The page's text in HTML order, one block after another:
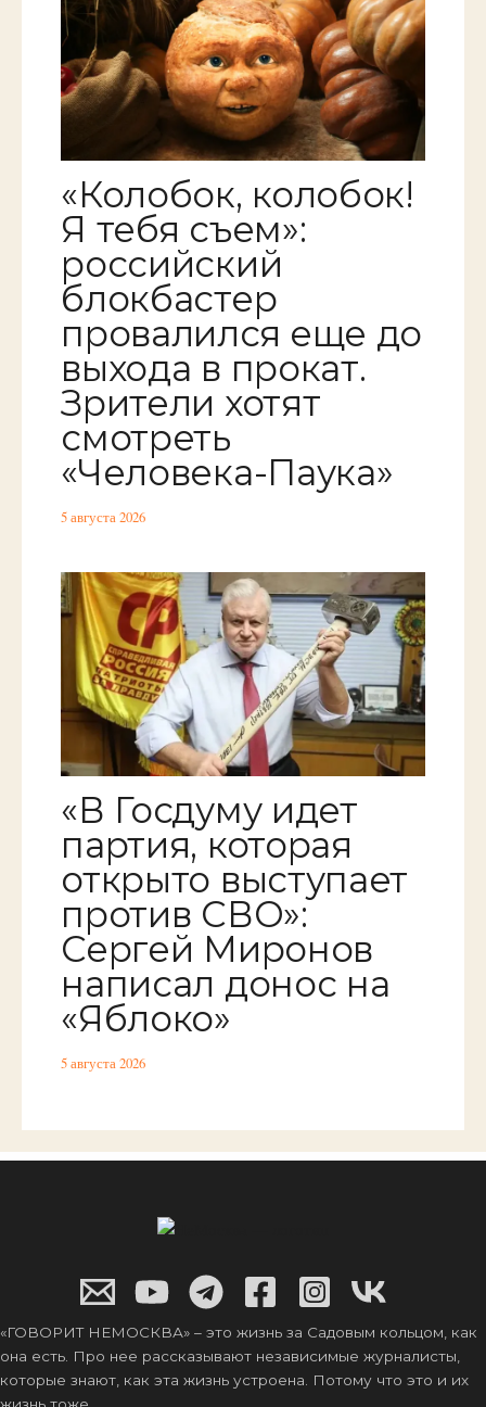
«Колобок, колобок!
Я тебя съем»:
российский
блокбастер
провалился еще до
выхода в прокат.
Зрители хотят
смотреть
«Человека-Паука»
5 августа 2026
«В Госдуму идет
партия, которая
открыто выступает
против СВО»:
Сергей Миронов
написал донос на
«Яблоко»
5 августа 2026
«ГОВОРИТ НЕМОСКВА» – это жизнь за Садовым кольцом, как
она есть. Про нее рассказывают независимые журналисты,
которые знают, как эта жизнь устроена. Потому что это и их